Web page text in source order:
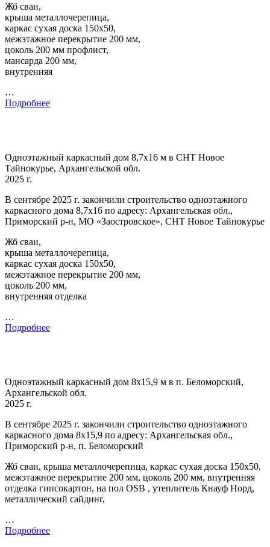
Жб сваи,
крыша металлочерепица,
каркас сухая доска 150х50,
межэтажное перекрытие 200 мм,
цоколь 200 мм профлист,
мансарда 200 мм,
внутренняя
…
Подробнее
Одноэтажный каркасный дом 8,7х16 м в СНТ Новое
Тайнокурье, Архангельской обл.
2025 г.
В сентябре 2025 г. закончили строительство одноэтажного
каркасного дома 8,7х16 по адресу: Архангельская обл.,
Приморский р-н, МО «Заостровское», СНТ Новое Тайнокурье
Жб сваи,
крыша металлочерепица,
каркас сухая доска 150х50,
межэтажное перекрытие 200 мм,
цоколь 200 мм,
внутренняя отделка
…
Подробнее
Одноэтажный каркасный дом 8х15,9 м в п. Беломорский,
Архангельской обл.
2025 г.
В сентябре 2025 г. закончили строительство одноэтажного
каркасного дома 8х15,9 по адресу: Архангельская обл.,
Приморский р-н, п. Беломорский
Жб сваи, крыша металлочерепица, каркас сухая доска 150х50,
межэтажное перекрытие 200 мм, цоколь 200 мм, внутренняя
отделка гипсокартон, на пол OSB , утеплитель Кнауф Норд,
металлический сайдинг,
…
Подробнее